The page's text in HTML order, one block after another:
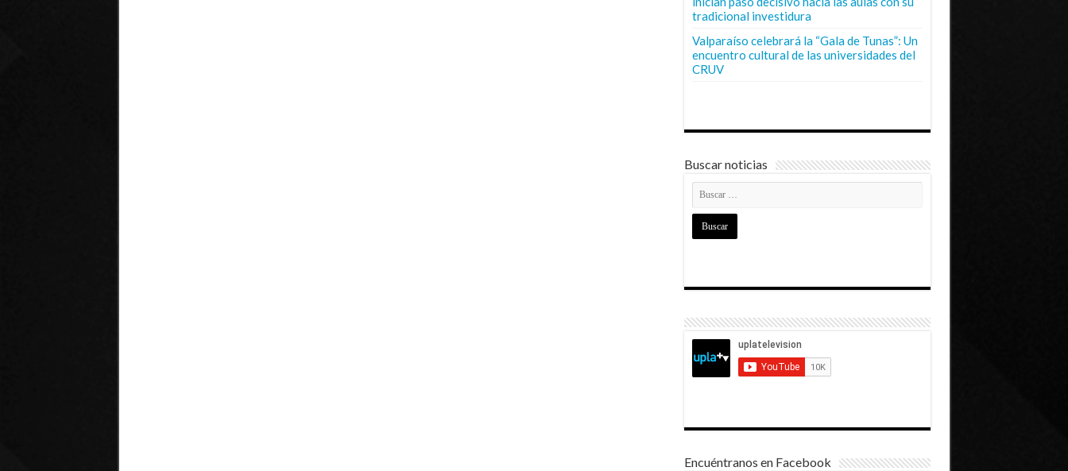
tradicional investidura
Valparaíso celebrará la “Gala de Tunas”: Un
encuentro cultural de las universidades del
CRUV
Buscar noticias
Encuéntranos en Facebook